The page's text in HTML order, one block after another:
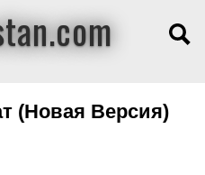
(Новая Версия)